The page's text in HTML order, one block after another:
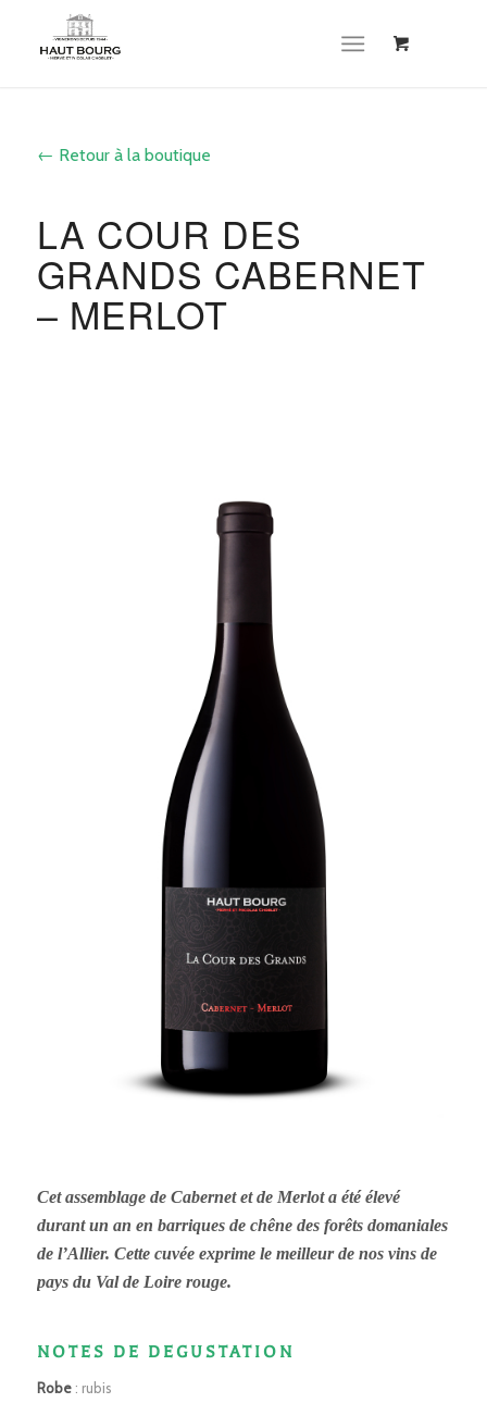
← Retour à la boutique
LA COUR DES
GRANDS CABERNET
– MERLOT
Cet assemblage de Cabernet et de Merlot a été élevé
durant un an en barriques de chêne des forêts domaniales
de l’Allier. Cette cuvée exprime le meilleur de nos vins de
pays du Val de Loire rouge.
NOTES DE DEGUSTATION
Robe: rubis
Cookies management panel